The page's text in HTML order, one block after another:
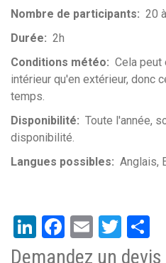
Nombre de participants
20
Durée
2h
Conditions météo
Cela peut
intérieur qu'en extérieur, donc
temps.
Disponibilité
Toute l'année,
disponibilité.
Langues possibles
Anglais
LinkedIn
Facebook
Email
Demandez un devis